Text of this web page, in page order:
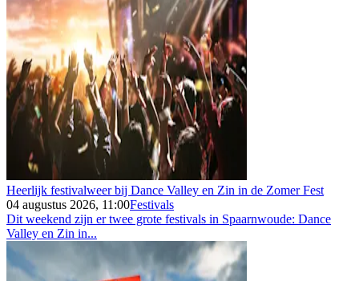
Heerlijk festivalweer bij Dance Valley en Zin in de Zomer Fest
04 augustus 2026, 11:00Festivals
Dit weekend zijn er twee grote festivals in Spaarnwoude: Dance
Valley en Zin in...